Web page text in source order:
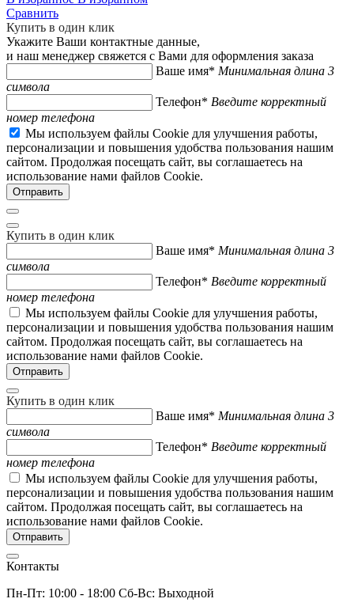
Сравнить
Купить в один клик
Укажите Ваши контактные данные,
и наш менеджер свяжется с Вами для оформления заказа
Ваше имя* Минимальная длина 3
символа
Телефон* Введите корректный
номер телефона
Мы используем файлы Cookie для улучшения работы,
персонализации и повышения удобства пользования нашим
сайтом. Продолжая посещать сайт, вы соглашаетесь на
использование нами файлов Cookie.
Купить в один клик
Ваше имя* Минимальная длина 3
символа
Телефон* Введите корректный
номер телефона
Мы используем файлы Cookie для улучшения работы,
персонализации и повышения удобства пользования нашим
сайтом. Продолжая посещать сайт, вы соглашаетесь на
использование нами файлов Cookie.
Купить в один клик
Ваше имя* Минимальная длина 3
символа
Телефон* Введите корректный
номер телефона
Мы используем файлы Cookie для улучшения работы,
персонализации и повышения удобства пользования нашим
сайтом. Продолжая посещать сайт, вы соглашаетесь на
использование нами файлов Cookie.
Контакты
Пн-Пт: 10:00 - 18:00 Сб-Вс: Выходной